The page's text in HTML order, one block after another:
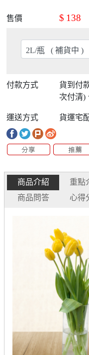
售價 $ 138
付款方式
貨到付
次付清)
運送方式 貨運宅
商品介紹 重點
商品問答
心得